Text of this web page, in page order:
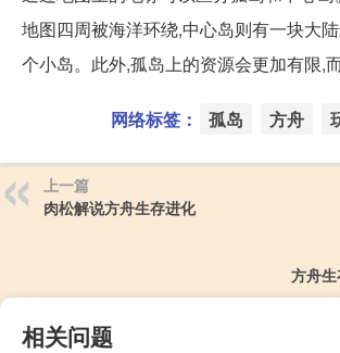
地图四周被海洋环绕,中心岛则有一块大
个小岛。此外,孤岛上的资源会更加有限,
网络标签： 孤岛 方舟
上一篇
肉松解说方舟生存进化
方舟
相关问题